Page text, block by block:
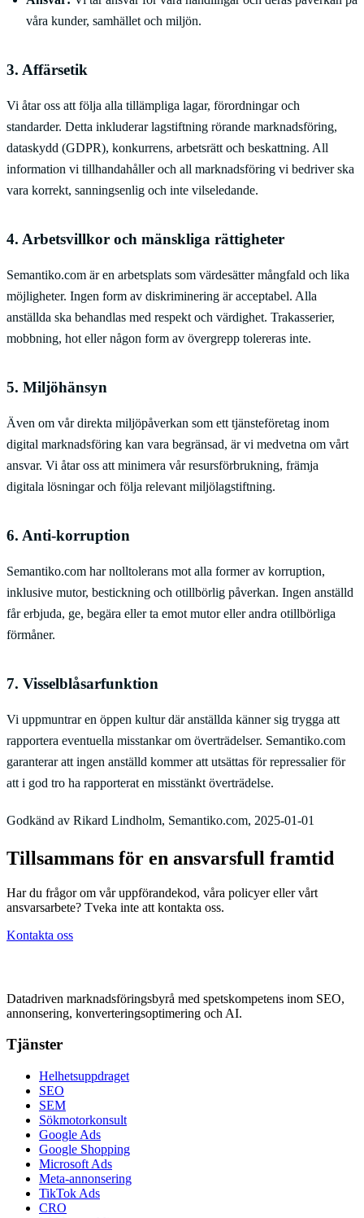
våra kunder, samhället och miljön.
3. Affärsetik
Vi åtar oss att följa alla tillämpliga lagar, förordningar och
standarder. Detta inkluderar lagstiftning rörande marknadsföring,
dataskydd (GDPR), konkurrens, arbetsrätt och beskattning. All
information vi tillhandahåller och all marknadsföring vi bedriver ska
vara korrekt, sanningsenlig och inte vilseledande.
4. Arbetsvillkor och mänskliga rättigheter
Semantiko.com är en arbetsplats som värdesätter mångfald och lika
möjligheter. Ingen form av diskriminering är acceptabel. Alla
anställda ska behandlas med respekt och värdighet. Trakasserier,
mobbning, hot eller någon form av övergrepp tolereras inte.
5. Miljöhänsyn
Även om vår direkta miljöpåverkan som ett tjänsteföretag inom
digital marknadsföring kan vara begränsad, är vi medvetna om vårt
ansvar. Vi åtar oss att minimera vår resursförbrukning, främja
digitala lösningar och följa relevant miljölagstiftning.
6. Anti-korruption
Semantiko.com har nolltolerans mot alla former av korruption,
inklusive mutor, bestickning och otillbörlig påverkan. Ingen anställd
får erbjuda, ge, begära eller ta emot mutor eller andra otillbörliga
förmåner.
7. Visselblåsarfunktion
Vi uppmuntrar en öppen kultur där anställda känner sig trygga att
rapportera eventuella misstankar om överträdelser. Semantiko.com
garanterar att ingen anställd kommer att utsättas för repressalier för
att i god tro ha rapporterat en misstänkt överträdelse.
Godkänd av Rikard Lindholm, Semantiko.com, 2025-01-01
Tillsammans för en ansvarsfull framtid
Har du frågor om vår uppförandekod, våra policyer eller vårt
ansvarsarbete? Tveka inte att kontakta oss.
Kontakta oss
Datadriven marknadsföringsbyrå med spetskompetens inom SEO,
annonsering, konverteringsoptimering och AI.
Tjänster
Helhetsuppdraget
SEO
SEM
Sökmotorkonsult
Google Ads
Google Shopping
Microsoft Ads
Meta-annonsering
TikTok Ads
CRO